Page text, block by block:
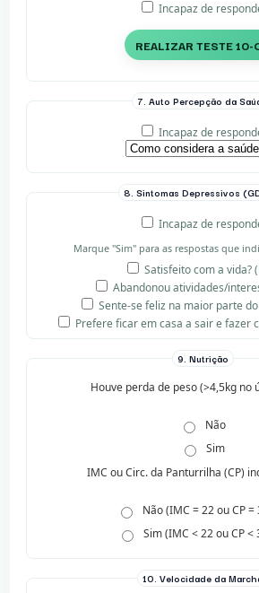
Incapaz de
REALIZAR TESTE 10-
7. Auto Percepção da
Incapaz de
8. Sintomas Depressivos
Incapaz de
Marque "Sim" para as respostas que
Satisfeito com a vida?
Abandonou atividades/
Sente-se feliz na maior parte
Prefere ficar em casa a sair e fazer
9. Nutrição
Houve perda de peso (>4,5kg no
Não
Sim
IMC ou Circ. da Panturrilha (CP)
Não (IMC = 22 ou CP =
Sim (IMC < 22 ou CP <
10. Velocidade da